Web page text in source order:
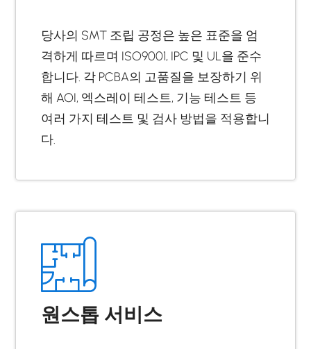
당사의 SMT 조립 공정은 높은 표준을 엄
격하게 따르며 ISO9001, IPC 및 UL을 준수
합니다. 각 PCBA의 고품질을 보장하기 위
해 AOI, 엑스레이 테스트, 기능 테스트 등
여러 가지 테스트 및 검사 방법을 적용합니
다.
원스톱 서비스